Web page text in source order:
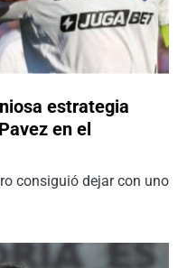
estrategia
en el
consiguió dejar con uno